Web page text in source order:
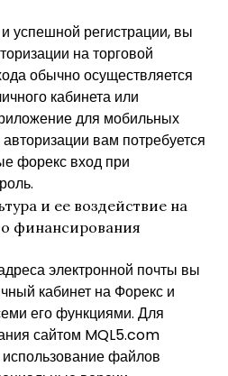
успешной регистрации, вы
на торговой
обычно осуществляется
кабинета или
для мобильных
вам потребуется
форекс вход при
и ее воздействие на
финансирования
электронной почты вы
кабинет на Форекс и
его функциями. Для
сайтом MQL5.com
файлов